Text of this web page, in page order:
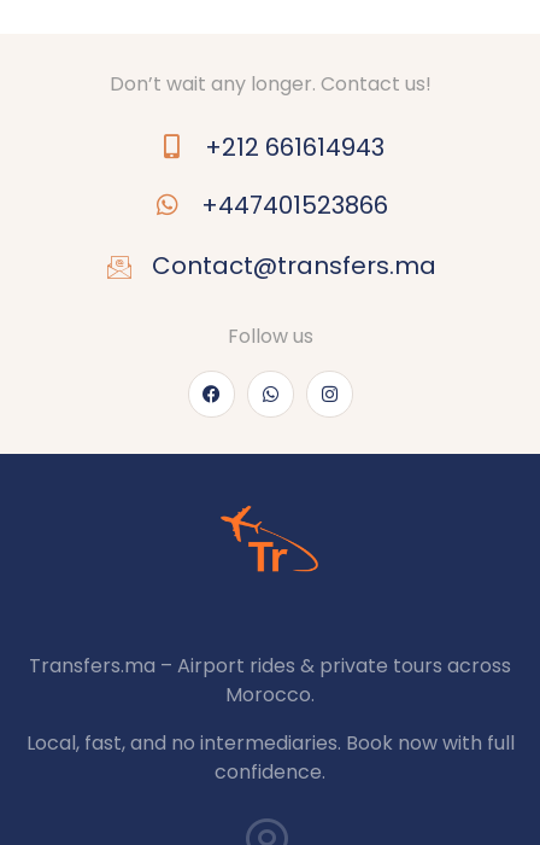
Don’t wait any longer. Contact us!
+212 661614943
+447401523866
Contact@transfers.ma
Follow us
Transfers.ma – Airport rides & private tours across
Morocco.
Local, fast, and no intermediaries. Book now with full
confidence.